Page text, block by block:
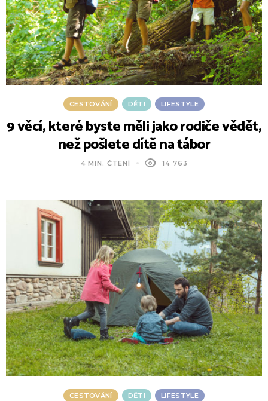
CESTOVÁNÍ DĚTI LIFESTYLE
9 věcí, které byste měli jako rodiče vědět,
než pošlete dítě na tábor
4 MIN. ČTENÍ 14 763
CESTOVÁNÍ DĚTI LIFESTYLE